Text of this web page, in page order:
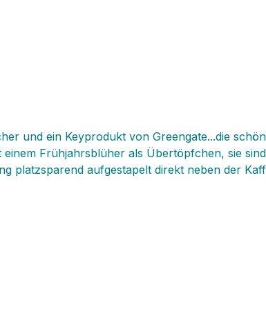
und ein Keyprodukt von Greengate...die
Frühjahrsblüher als Übertöpfchen, sie
platzsparend aufgestapelt direkt neben der